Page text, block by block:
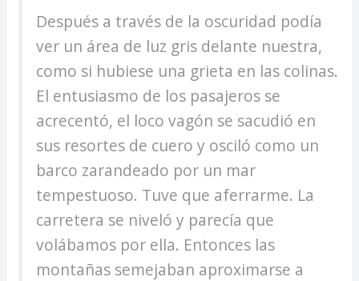
Después a través de la oscuridad podía
ver un área de luz gris delante nuestra,
como si hubiese una grieta en las colinas.
El entusiasmo de los pasajeros se
acrecentó, el loco vagón se sacudió en
sus resortes de cuero y osciló como un
barco zarandeado por un mar
tempestuoso. Tuve que aferrarme. La
carretera se niveló y parecía que
volábamos por ella. Entonces las
montañas semejaban aproximarse a